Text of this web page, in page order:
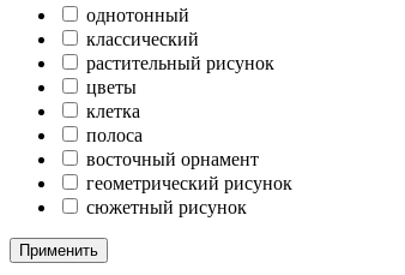
однотонный
классический
растительный рисунок
цветы
клетка
полоса
восточный орнамент
геометрический рисунок
сюжетный рисунок
Применить